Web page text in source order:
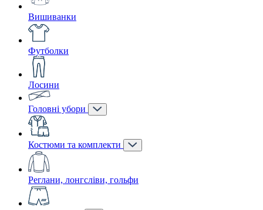
Вишиванки
Футболки
Лосини
Головні убори
Костюми та комплекти
Реглани, лонгсліви, гольфи